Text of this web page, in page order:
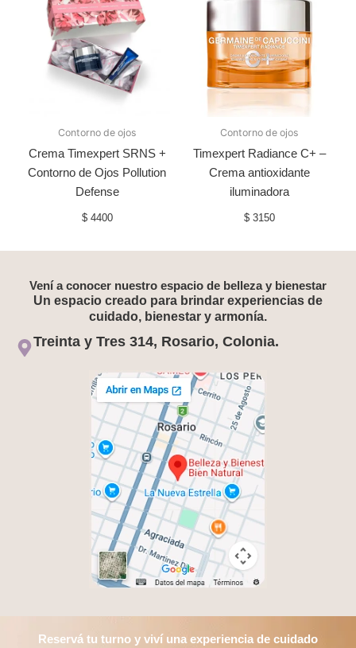
Contorno de ojos
Crema Timexpert SRNS +
Contorno de Ojos Pollution
Defense
$4400
Contorno de ojos
Timexpert Radiance C+ –
Crema antioxidante
iluminadora
$3150
Vení a conocer nuestro espacio de belleza y bienestar
Un espacio creado para brindar experiencias de
cuidado, bienestar y armonía.
Treinta y Tres 314, Rosario, Colonia.
Reservá tu turno y viví una experiencia de cuidado